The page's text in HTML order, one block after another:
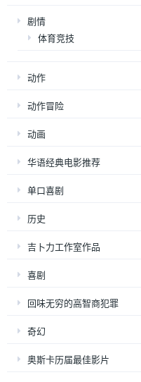
剧情
体育竞技
动作
动作冒险
动画
华语经典电影推荐
单口喜剧
历史
吉卜力工作室作品
喜剧
回味无穷的高智商犯罪
奇幻
奥斯卡历届最佳影片